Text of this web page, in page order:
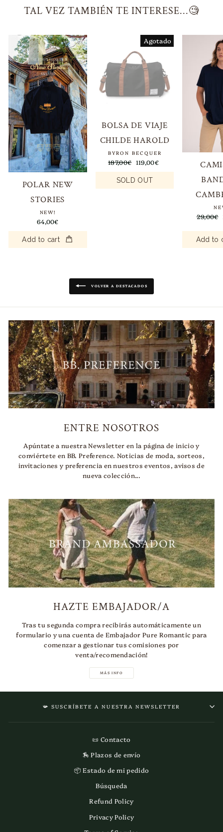
TAL VEZ TAMBIÉN TE INTERESE...🧐
POLAR NEW
STORIES
NEW!
64,00€
Add to cart
Agotado
BOLSA DE VIAJE
CHILDE HAROLD
BYRON BECQUER
Precio
habitual
187,00€ Precio
de
oferta
119,00€
SOLD OUT
Precio
29,00€
Add to
VOLVER A DESTACADOS
ENTRE NOSOTROS
Apúntate a nuestra Newsletter en la página de inicio y
conviértete en BB. Preference. Noticias de moda, sorteos,
invitaciones y preferencia en nuestros eventos, avisos de
nueva colección...
HAZTE EMBAJADOR/A
Tras tu segunda compra recibirás automáticamente un
formulario y una cuenta de Embajador Pure Romantic para
comenzar a gestionar tus comisiones por
venta/recomendación!
MÁS INFO
📯 SUSCRÍBETE A NUESTRA NEWSLETTER
📜 Contacto
🏇 Plazos de envío
📦 Estado de mi pedido
Búsqueda
Refund Policy
Privacy Policy